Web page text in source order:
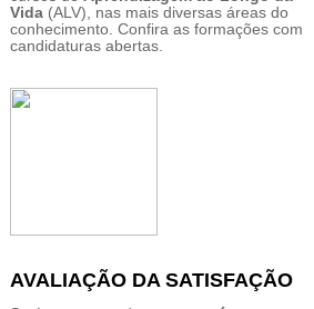
Vida (ALV), nas mais diversas áreas do
conhecimento. Confira as formações com
candidaturas abertas.
AVALIAÇÃO DA SATISFAÇÃO